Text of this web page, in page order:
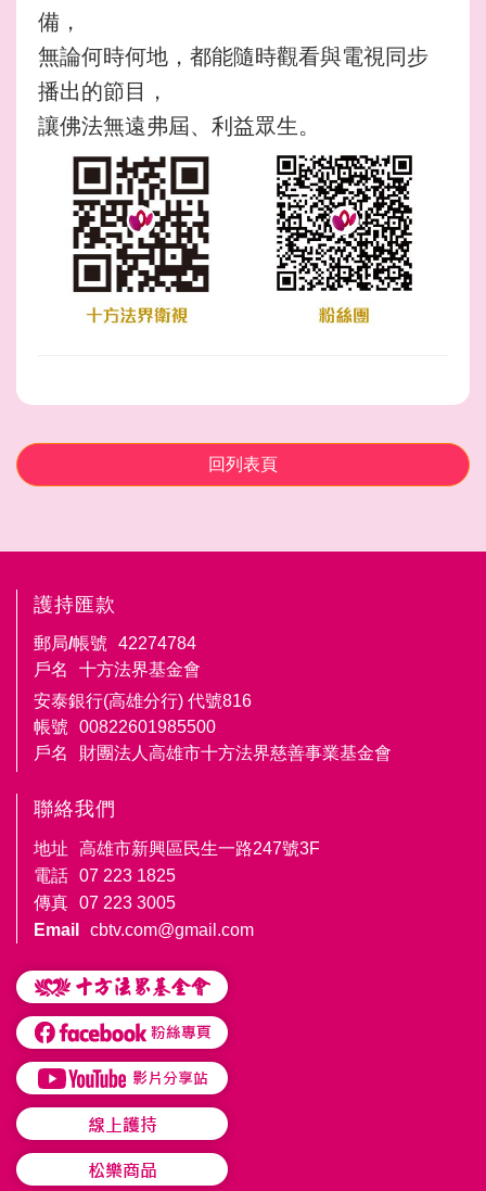
備，
無論何時何地，都能隨時觀看與電視同步
播出的節目，
讓佛法無遠弗屆、利益眾生。
回列表頁
護持匯款
郵局/帳號
42274784
戶名
十方法界基金會
安泰銀行(高雄分行) 代號816
帳號
00822601985500
戶名
財團法人高雄市十方法界慈善事業基金會
聯絡我們
地址
高雄市新興區民生一路247號3F
電話 07 223 1825
傳真 07 223 3005
Email
cbtv.com@gmail.com